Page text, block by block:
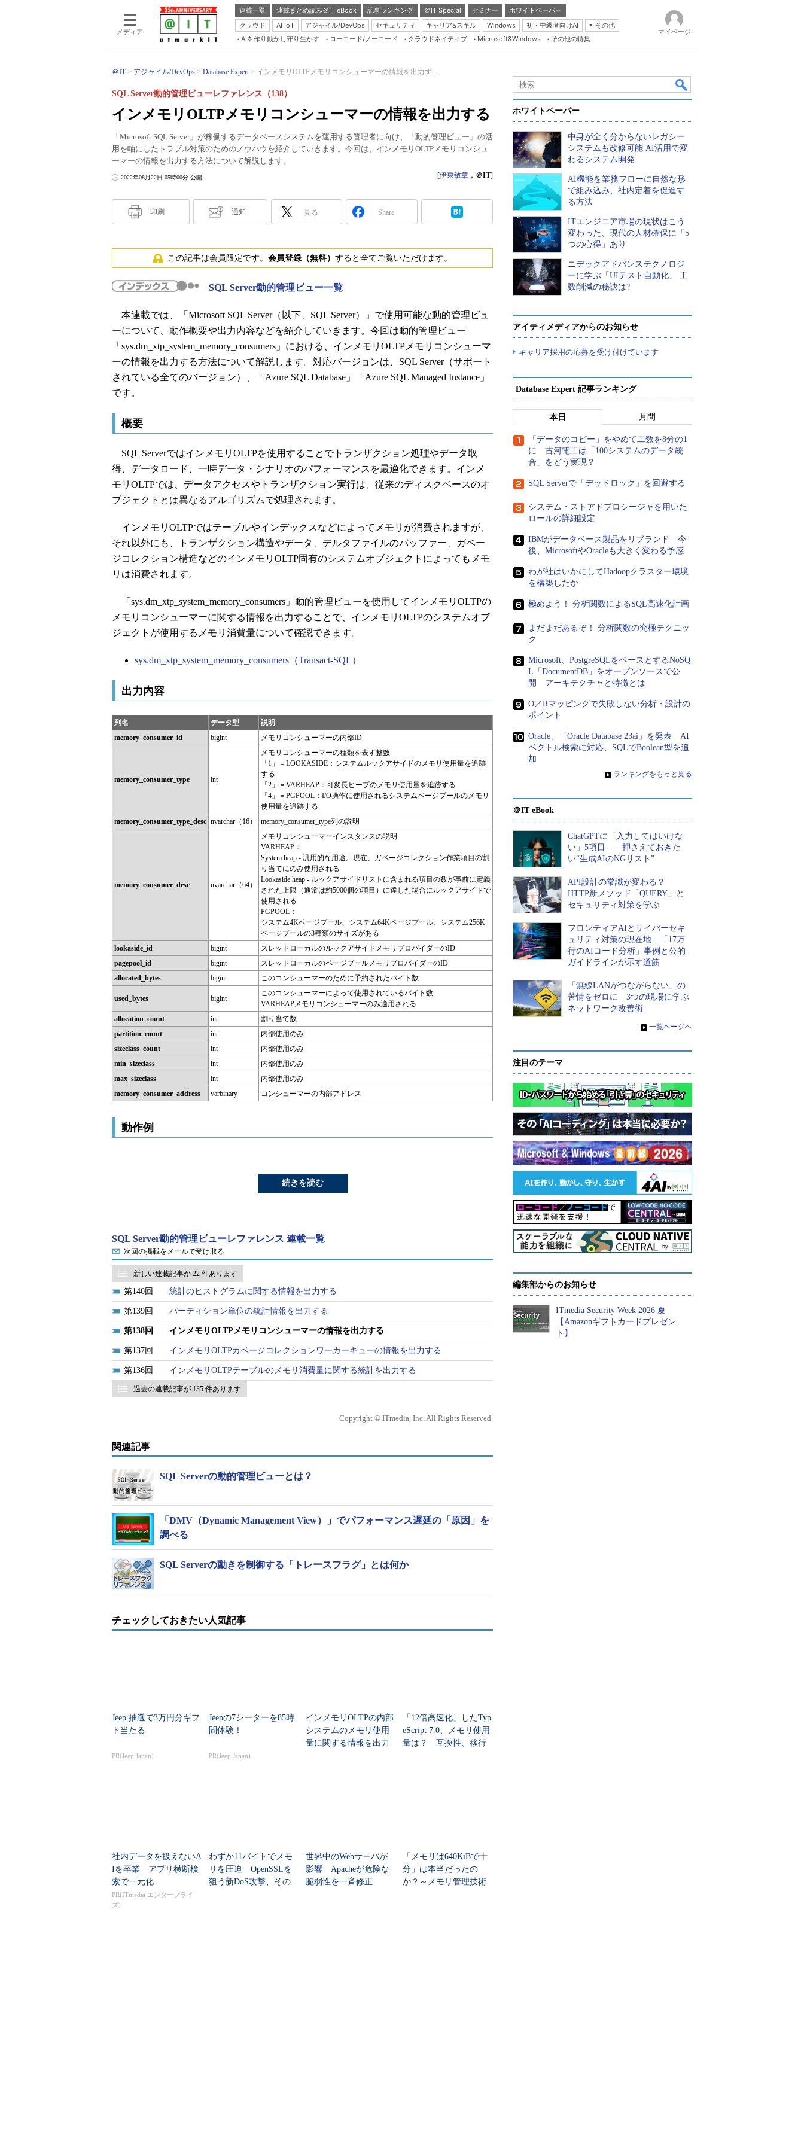
メディア
連載一覧 連載まとめ読み＠IT eBook 記事ランキング ＠IT Special セミナー
ホワイトペーパー
クラウド
AI IoT アジャイル/DevOps セキュリティ キャリア&スキル Windows 初・中級者向けAI
その他
Server & Storage
Java Agile
Database Expert
Master of IP Network
Security & Trust
AIを作り動かし守り生かす ローコード/ノーコード クラウドネイティブ Microsoft&Windows その他の特集
マイページ
＠IT アジャイル/DevOps Database Expert インメモリOLTPメモリコンシューマーの情報を出力す...
インメモリOLTPメモリコンシューマーの情報を出力する
SQL Server動的管理ビューレファレンス（138）
「Microsoft SQL Server」が稼働するデータベースシステムを運用する管理者に向け、「動的管理ビュー」の活
用を軸にしたトラブル対策のためのノウハウを紹介していきます。今回は、インメモリOLTPメモリコンシュ
ーマーの情報を出力する方法について解説します。
2022年08月22日 05時00分 公開 [伊東敏章 ， ＠IT]
印刷 通知 見る Share
この記事は会員限定です。 会員登録（無料） すると全てご覧いただけます。
SQL Server動的管理ビュー一覧
本連載では、「Microsoft SQL Server（以下、SQL Server）」で使用可能な動的管理ビュ
ーについて、動作概要や出力内容などを紹介していきます。今回は動的管理ビュー
「sys.dm_xtp_system_memory_consumers」における、インメモリOLTPメモリコンシューマ
ーの情報を出力する方法について解説します。対応バージョンは、SQL Server（サポート
されている全てのバージョン）、「Azure SQL Database」「Azure SQL Managed Instance」
です。
概要
SQL ServerではインメモリOLTPを使用することでトランザクション処理やデータ取
得、データロード、一時データ・シナリオのパフォーマンスを最適化できます。インメ
モリOLTPでは、データアクセスやトランザクション実行は、従来のディスクベースのオ
ブジェクトとは異なるアルゴリズムで処理されます。
インメモリOLTPではテーブルやインデックスなどによってメモリが消費されますが、
それ以外にも、トランザクション構造やデータ、デルタファイルのバッファー、ガベー
ジコレクション構造などのインメモリOLTP固有のシステムオブジェクトによってもメモ
リは消費されます。
「sys.dm_xtp_system_memory_consumers」動的管理ビューを使用してインメモリOLTPの
メモリコンシューマーに関する情報を出力することで、インメモリOLTPのシステムオブ
ジェクトが使用するメモリ消費量について確認できます。
sys.dm_xtp_system_memory_consumers（Transact-SQL）
出力内容
列名 データ型
説明
memory_consumer_id
bigint メモリコンシューマーの内部ID
memory_consumer_type int
メモリコンシューマーの種類を表す整数
「1」＝LOOKASIDE：システムルックアサイドのメモリ使用量を追跡
する
「2」＝VARHEAP：可変長ヒープのメモリ使用量を追跡する
「4」＝PGPOOL：I/O操作に使用されるシステムページプールのメモリ
使用量を追跡する
memory_consumer_type_desc nvarchar（16） memory_consumer_type列の説明
memory_consumer_desc nvarchar（64）
メモリコンシューマーインスタンスの説明
VARHEAP：
System heap - 汎用的な用途。現在、ガベージコレクション作業項目の割
り当てにのみ使用される
Lookaside heap - ルックアサイドリストに含まれる項目の数が事前に定義
された上限（通常は約5000個の項目）に達した場合にルックアサイドで
使用される
PGPOOL：
システム4Kページプール、システム64Kページプール、システム256K
ページプールの3種類のサイズがある
lookaside_id
bigint
スレッドローカルのルックアサイドメモリプロバイダーのID
pagepool_id
bigint
スレッドローカルのページプールメモリプロバイダーのID
allocated_bytes
bigint このコンシューマーのために予約されたバイト数
used_bytes bigint
このコンシューマーによって使用されているバイト数
VARHEAPメモリコンシューマーのみ適用される
allocation_count
int
割り当て数
partition_count
int
内部使用のみ
sizeclass_count
int
内部使用のみ
min_sizeclass
int
内部使用のみ
max_sizeclass
int
内部使用のみ
memory_consumer_address
varbinary コンシューマーの内部アドレス
動作例
続きを読む
SQL Server動的管理ビューレファレンス 連載一覧
次回の掲載をメールで受け取る
新しい連載記事が 22 件あります
140 統計のヒストグラムに関する情報を出力する
139 パーティション単位の統計情報を出力する
138 インメモリOLTPメモリコンシューマーの情報を出力する
137 インメモリOLTPガベージコレクションワーカーキューの情報を出力する
136 インメモリOLTPテーブルのメモリ消費量に関する統計を出力する
過去の連載記事が 135 件あります
Copyright © ITmedia, Inc. All Rights Reserved.
関連記事
SQL Serverの動的管理ビューとは？
「DMV（Dynamic Management View）」でパフォーマンス遅延の「原因」を
調べる
SQL Serverの動きを制御する「トレースフラグ」とは何か
チェックしておきたい人気記事
Jeep 抽選で3万円分ギフ
ト当たる
PR(Jeep Japan)
Jeepの7シーターを85時
間体験！
PR(Jeep Japan)
インメモリOLTPの内部
システムのメモリ使用
量に関する情報を出力
「12倍高速化」したTyp
eScript 7.0、メモリ使用
量は？ 互換性、移行
社内データを扱えないA
Iを卒業 アプリ横断検
索で一元化
PR(ITmedia エンタープライ
ズ)
わずか11バイトでメモ
リを圧迫 OpenSSLを
狙う新DoS攻撃、その
世界中のWebサーバが
影響 Apacheが危険な
脆弱性を一斉修正
「メモリは640KiBで十
分」は本当だったの
か？～メモリ管理技術
ホワイトペーパー
中身が全く分からないレガシー
システムも改修可能 AI活用で変
わるシステム開発
AI機能を業務フローに自然な形
で組み込み、社内定着を促進す
る方法
ITエンジニア市場の現状はこう
変わった、現代の人材確保に「5
つの心得」あり
ニデックアドバンステクノロジ
ーに学ぶ「UIテスト自動化」 工
数削減の秘訣は?
アイティメディアからのお知らせ
キャリア採用の応募を受け付けています
Database Expert 記事ランキング
本日 月間
「データのコピー」をやめて工数を8分の1
に 古河電工は「100システムのデータ統
合」をどう実現？
SQL Serverで「デッドロック」を回避する
システム・ストアドプロシージャを用いた
ロールの詳細設定
IBMがデータベース製品をリブランド 今
後、MicrosoftやOracleも大きく変わる予感
わが社はいかにしてHadoopクラスター環境
を構築したか
極めよう！ 分析関数によるSQL高速化計画
まだまだあるぞ！ 分析関数の究極テクニッ
ク
Microsoft、PostgreSQLをベースとするNoSQ
L「DocumentDB」をオープンソースで公
開 アーキテクチャと特徴とは
O／Rマッピングで失敗しない分析・設計の
ポイント
Oracle、「Oracle Database 23ai」を発表 AI
ベクトル検索に対応、SQLでBoolean型を追
加
» ランキングをもっと見る
＠IT eBook
ChatGPTに「入力してはいけな
い」5項目――押さえておきた
い“生成AIのNGリスト”
API設計の常識が変わる？
HTTP新メソッド「QUERY」と
セキュリティ対策を学ぶ
フロンティアAIとサイバーセキ
ュリティ対策の現在地 「17万
行のAIコード分析」事例と公的
ガイドラインが示す道筋
「無線LANがつながらない」の
苦情をゼロに 3つの現場に学ぶ
ネットワーク改善術
» 一覧ページへ
注目のテーマ
編集部からのお知らせ
ITmedia Security Week 2026 夏
【Amazonギフトカードプレゼン
ト】